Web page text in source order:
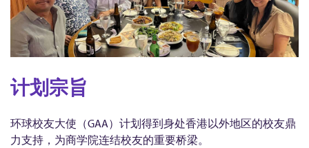
计划宗旨
环球校友大使（GAA）计划得到身处香港以外地区的校友鼎
力支持，为商学院连结校友的重要桥梁。